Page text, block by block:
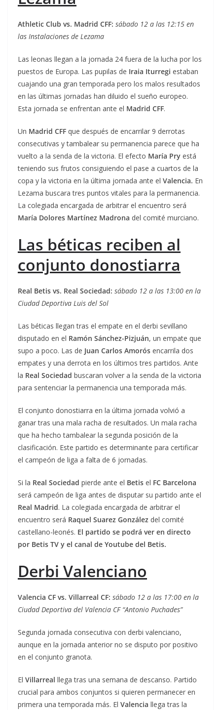
Athletic Club vs. Madrid CFF: sábado 12 a las 12:15 en
las Instalaciones de Lezama
Las leonas llegan a la jornada 24 fuera de la lucha por los
puestos de Europa. Las pupilas de Iraia Iturregi estaban
cuajando una gran temporada pero los malos resultados
en las últimas jornadas han diluido el sueño europeo.
Esta jornada se enfrentan ante el Madrid CFF.
Un Madrid CFF que después de encarrilar 9 derrotas
consecutivas y tambalear su permanencia parece que ha
vuelto a la senda de la victoria. El efecto María Pry está
teniendo sus frutos consiguiendo el pase a cuartos de la
copa y la victoria en la última jornada ante el Valencia. En
Lezama buscara tres puntos vitales para la permanencia.
La colegiada encargada de arbitrar el encuentro será
María Dolores Martínez Madrona del comité murciano.
Las béticas reciben al
conjunto donostiarra
Real Betis vs. Real Sociedad: sábado 12 a las 13:00 en la
Ciudad Deportiva Luis del Sol
Las béticas llegan tras el empate en el derbi sevillano
disputado en el Ramón Sánchez-Pizjuán, un empate que
supo a poco. Las de Juan Carlos Amorós encarrila dos
empates y una derrota en los últimos tres partidos. Ante
la Real Sociedad buscaran volver a la senda de la victoria
para sentenciar la permanencia una temporada más.
El conjunto donostiarra en la última jornada volvió a
ganar tras una mala racha de resultados. Un mala racha
que ha hecho tambalear la segunda posición de la
clasificación. Este partido es determinante para certificar
el campeón de liga a falta de 6 jornadas.
Si la Real Sociedad pierde ante el Betis el FC Barcelona
será campeón de liga antes de disputar su partido ante el
Real Madrid. La colegiada encargada de arbitrar el
encuentro será Raquel Suarez González del comité
castellano-leonés. El partido se podrá ver en directo
por Betis TV y el canal de Youtube del Betis.
Derbi Valenciano
Valencia CF vs. Villarreal CF: sábado 12 a las 17:00 en la
Ciudad Deportiva del Valencia CF “Antonio Puchades”
Segunda jornada consecutiva con derbi valenciano,
aunque en la jornada anterior no se disputo por positivo
en el conjunto granota.
El Villarreal llega tras una semana de descanso. Partido
crucial para ambos conjuntos si quieren permanecer en
primera una temporada más. El Valencia llega tras la